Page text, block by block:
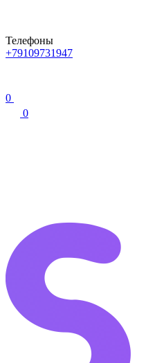
Телефоны
+79109731947
0
0